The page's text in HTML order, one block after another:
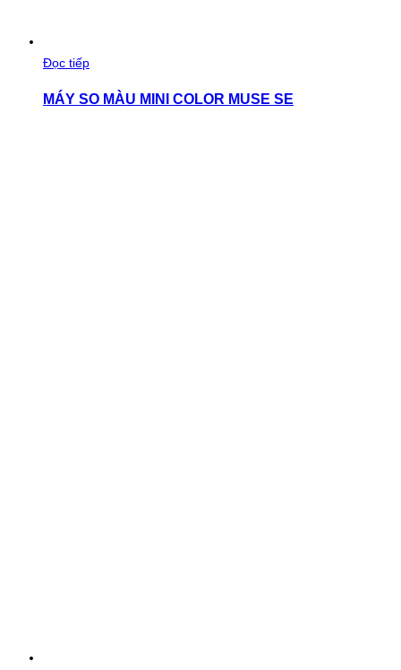
Đọc tiếp
MÁY SO MÀU MINI COLOR MUSE SE